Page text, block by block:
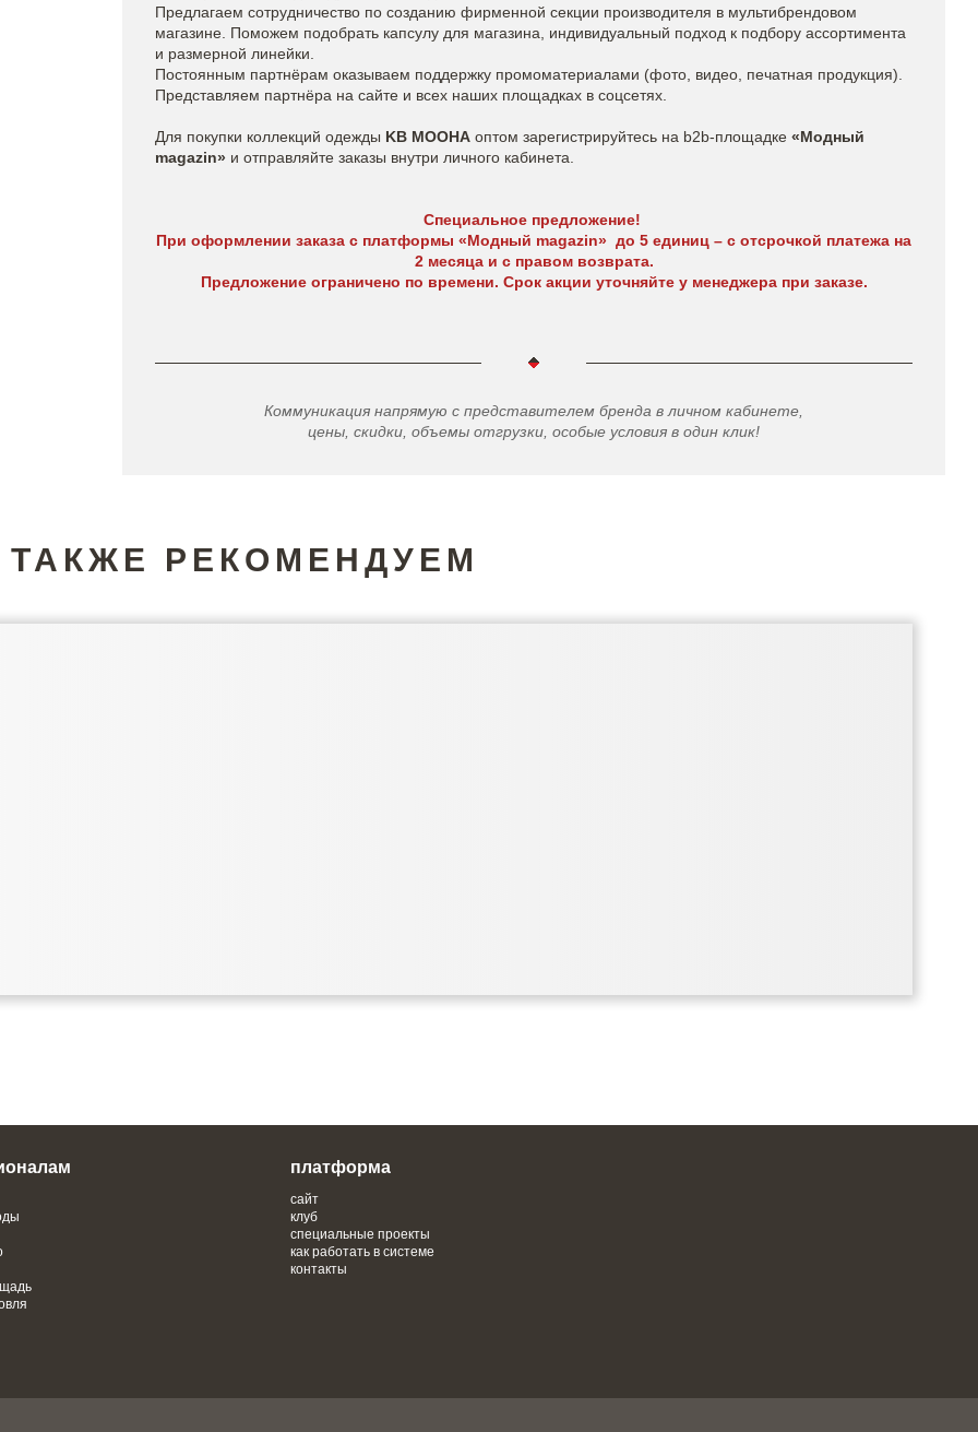
Предлагаем сотрудничество по созданию фирменной секции производителя в мультибрендовом
магазине. Поможем подобрать капсулу для магазина, индивидуальный подход к подбору ассортимента
и размерной линейки.
Постоянным партнёрам оказываем поддержку промоматериалами (фото, видео, печатная продукция).
Представляем партнёра на сайте и всех наших площадках в соцсетях.
Для покупки коллекций одежды KB MOOHA оптом зарегистрируйтесь на b2b-площадке «Модный
magazin» и отправляйте заказы внутри личного кабинета.
Специальное предложение!
При оформлении заказа с платформы «Модный magazin» до 5 единиц – с отсрочкой платежа на
2 месяца и с правом возврата.
Предложение ограничено по времени. Срок акции уточняйте у менеджера при заказе.
Коммуникация напрямую с представителем бренда в личном кабинете,
цены, скидки, объемы отгрузки, особые условия в один клик!
ТАКЖЕ РЕКОМЕНДУЕМ
платформа
сайт
клуб
специальные проекты
как работать в системе
контакты